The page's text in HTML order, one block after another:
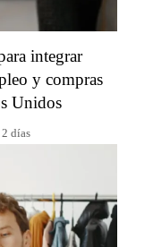
integrar
y compras
Unidos
2 días